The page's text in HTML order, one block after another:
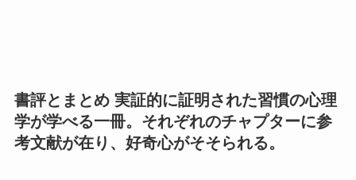
書評とまとめ 実証的に証明された習慣の心理
学が学べる一冊。それぞれのチャプターに参
考文献が在り、好奇心がそそられる。